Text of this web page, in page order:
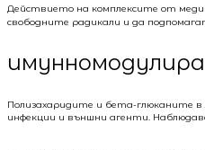
Действието на комплексите от
свободните радикали и да
Полизахаридите и бета-глюканите
инфекции и външни агенти.